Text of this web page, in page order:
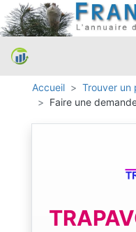
Accueil Trouver un
Faire une